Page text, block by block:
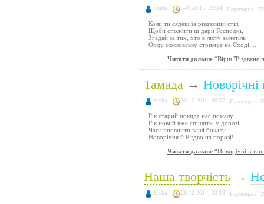
Sasha 5-01-2015, 22:24 Переглядів:
Коли ти сядеш за різдвяний стіл,
Щоби спожити ці дари Господні,
Згадай за тих, хто в люту заметіль
Орду московську стримує на Сході....
Читати дальше “Вірш "Різдвяне
Тамада → Новорічні
Sasha 30-12-2014, 20:57 Переглядів:
Рік старий покида нас помалу ,
Рік новий вже спішить, у дорозі.
Час наповнити ваші бокали –
Новоріччя й Різдво на порозі!....
Читати дальше “Новорічні
Наша творчість →
Sasha 26-12-2014, 23:13 Переглядів: